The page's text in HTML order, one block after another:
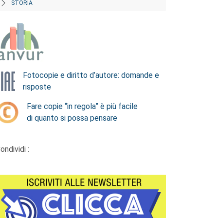
STORIA
Fotocopie e diritto d’autore: domande e
risposte
Fare copie “in regola” è più facile
di quanto si possa pensare
: